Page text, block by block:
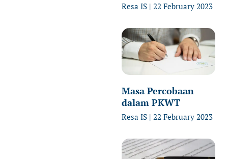
Resa IS 22 February 2023
Masa Percobaan
dalam PKWT
Resa IS 22 February 2023